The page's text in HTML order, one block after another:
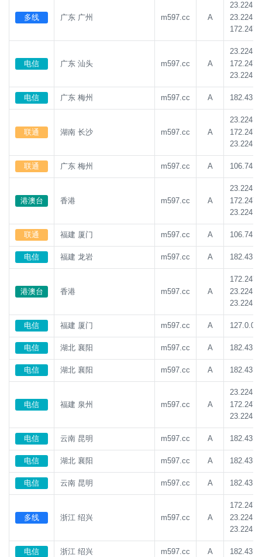
多线 广东 广州 m597.cc A
电信 广东 汕头 m597.cc A
电信 广东 梅州 m597.cc A
联通 湖南 长沙 m597.cc A
联通 广东 梅州 m597.cc A
港澳台 香港 m597.cc A
联通 福建 厦门 m597.cc A
电信 福建 龙岩 m597.cc A
港澳台 香港 m597.cc A
电信 福建 厦门 m597.cc A 127.0.0.1
电信 湖北 襄阳 m597.cc A
电信 湖北 襄阳 m597.cc A
电信 福建 泉州 m597.cc A
电信 云南 昆明 m597.cc A
电信 湖北 襄阳 m597.cc A
电信 云南 昆明 m597.cc A
多线 浙江 绍兴 m597.cc A
电信 浙江 绍兴 m597.cc A